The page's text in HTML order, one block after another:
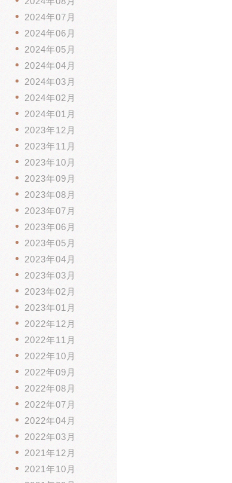
2024年07月
2024年06月
2024年05月
2024年04月
2024年03月
2024年02月
2024年01月
2023年12月
2023年11月
2023年10月
2023年09月
2023年08月
2023年07月
2023年06月
2023年05月
2023年04月
2023年03月
2023年02月
2023年01月
2022年12月
2022年11月
2022年10月
2022年09月
2022年08月
2022年07月
2022年04月
2022年03月
2021年12月
2021年10月